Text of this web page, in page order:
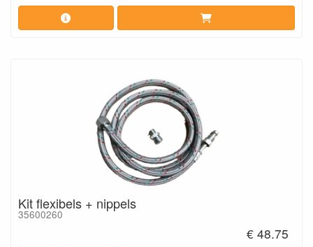
Kit flexibels + nippels
35600260
€ 48.75